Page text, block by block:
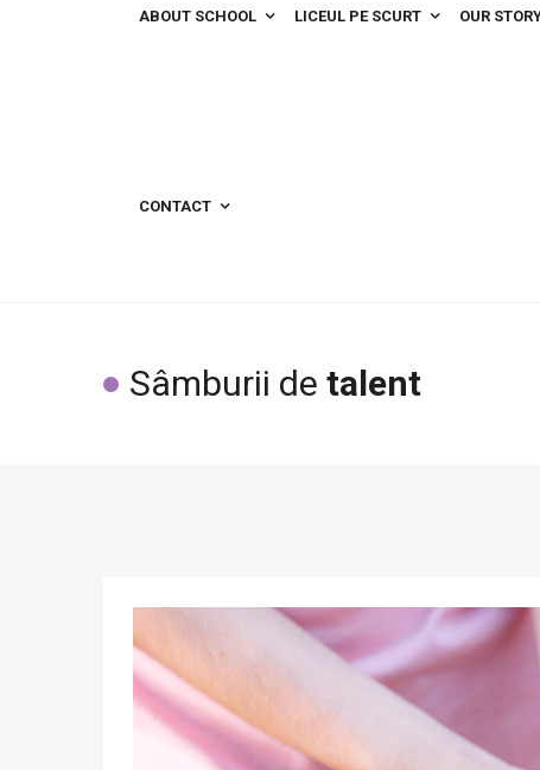
ABOUT SCHOOL LICEUL PE SCURT OUR
CONTACT
Sâmburii de talent